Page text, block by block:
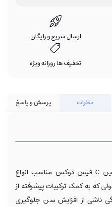
ارسال سریع و رایگان
تخفیف ها روزانه ویژه
نظرات پرسش و پاسخ
کرم پیگمازوم روشن کننده ویتامین C فیس دوکس مناسب انواع
به کمک ترکیبات پیشرفته از
ناشی از افزایش سن جلوگیری